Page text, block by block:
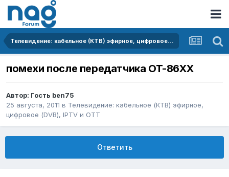
Телевидение: кабельное (КТВ) эфирное, цифровое (DVB), IPTV и OTT
помехи после передатчика OT-86XX
Автор: Гость ben75
25 августа, 2011 в Телевидение: кабельное (КТВ) эфирное,
цифровое (DVB), IPTV и OTT
Ответить